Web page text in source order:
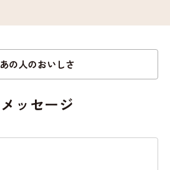
あの人のおいしさ
メッセージ